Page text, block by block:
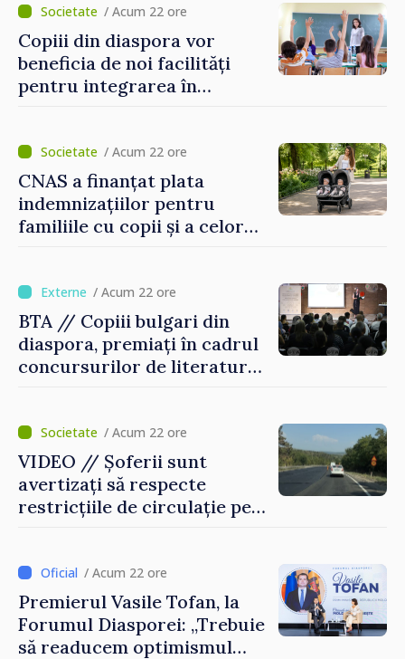
puse în funcțiune
/ Acum 22 ore
Copiii din diaspora vor
beneficia de noi facilități
pentru integrarea în
/ Acum 22 ore
CNAS a finanțat plata
indemnizațiilor pentru
familiile cu copii și a celor
/ Acum 22 ore
BTA // Copiii bulgari din
diaspora, premiați în cadrul
concursurilor de literatură,
Bulgarii din Străinătate
/ Acum 22 ore
VIDEO // Șoferii sunt
avertizați să respecte
restricțiile de circulație pe
reparație/ Acum 22 ore
Premierul Vasile Tofan, la
Forumul Diasporei: „Trebuie
să readucem optimismul